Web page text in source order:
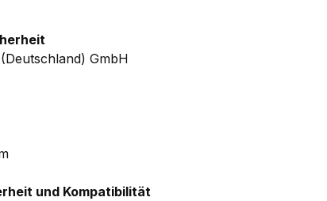
– ab 1,71 kg
inkl. Upgrade auf 1 Jahr Premier Support
Jahr Depot/Bring-In-Herstellergarantie auf Akku
Gewähr.
GmbH
und Kompatibilität